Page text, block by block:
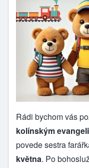
Rádi bychom vás
kolínským
povede sestra
května. Po